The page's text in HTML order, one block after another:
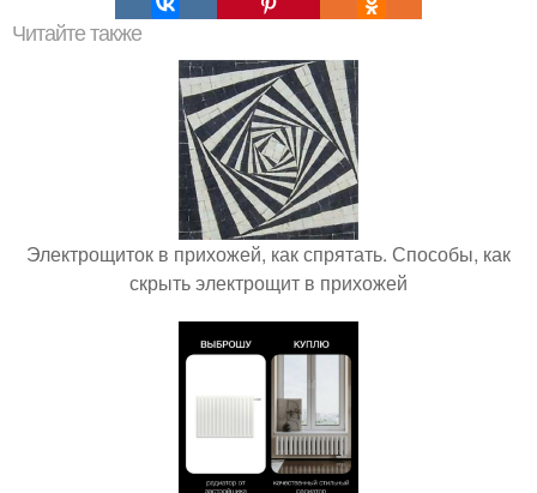
Читайте также
Электрощиток в прихожей, как спрятать. Способы, как
скрыть электрощит в прихожей